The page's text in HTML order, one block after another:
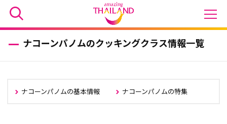
ナコーンパノムのクッキングクラス情報一覧
ナコーンパノムの基本情報 ナコーンパノムの特集